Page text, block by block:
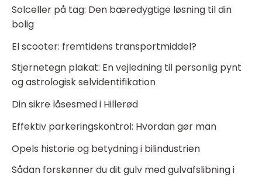
Solceller på tag: Den bæredygtige løsning til din
bolig
El scooter: fremtidens transportmiddel?
Stjernetegn plakat: En vejledning til personlig pynt
og astrologisk selvidentifikation
Din sikre låsesmed i Hillerød
Effektiv parkeringskontrol: Hvordan gør man
Opels historie og betydning i bilindustrien
Sådan forskønner du dit gulv med gulvafslibning i